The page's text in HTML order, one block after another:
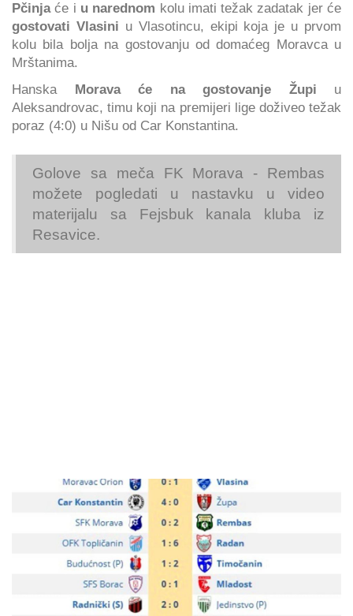
Pčinjaće i u narednom kolu imati težak zadatak jer će
gostovati Vlasini u Vlasotincu, ekipi koja je u prvom
kolu bila bolja na gostovanju od domaćeg Moravca u
Mrštanima.
Hanska Morava će na gostovanje Župi u
Aleksandrovac, timu koji na premijeri lige doživeo težak
poraz (4:0) u Nišu od Car Konstantina.
Golove sa meča FK Morava - Rembas
možete pogledati u nastavku u video
materijalu sa Fejsbuk kanala kluba iz
Resavice.